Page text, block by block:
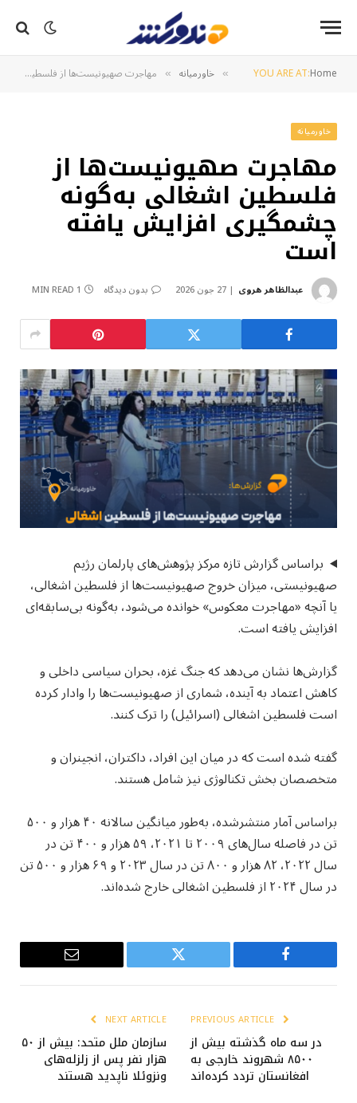
YOU ARE AT:Home
» خاورمیانه » مهاجرت صهیونیست‌ها از فلسطین اشغالی به‌گونه چشمگیری افزایش یافته است
خاورمیانه
مهاجرت صهیونیست‌ها از
فلسطین اشغالی به‌گونه
چشمگیری افزایش یافته
است
عبدالظاهر هروی 27 جون 2026 بدون دیدگاه 1 MIN READ
براساس گزارش تازه مرکز پژوهش‌های پارلمان رژیم
صهیونیستی، میزان خروج صهیونیست‌ها از فلسطین اشغالی،
یا آنچه «مهاجرت معکوس» خوانده می‌شود، به‌گونه بی‌سابقه‌ای
افزایش یافته است.
گزارش‌ها نشان می‌دهد که جنگ غزه، بحران سیاسی داخلی و
کاهش اعتماد به آینده، شماری از صهیونیست‌ها را وادار کرده
است فلسطین اشغالی (اسرائیل) را ترک کنند.
گفته شده است که در میان این افراد، داکتران، انجینران و
متخصصان بخش تکنالوژی نیز شامل هستند.
براساس آمار منتشرشده، به‌طور میانگین سالانه ۴۰ هزار و ۵۰۰
تن در فاصله سال‌های ۲۰۰۹ تا ۲۰۲۱، ۵۹ هزار و ۴۰۰ تن در
سال ۲۰۲۲، ۸۲ هزار و ۸۰۰ تن در سال ۲۰۲۳ و ۶۹ هزار و ۵۰۰ تن
در سال ۲۰۲۴ از فلسطین اشغالی خارج شده‌اند.
Facebook
Twitter
Email
در سه ماه گذشته بیش از
۸۵۰۰ شهروند خارجی به
افغانستان تردد کرده‌اند
NEXT ARTICLE
سازمان ملل متحد: بیش از ۵۰
هزار نفر پس از زلزله‌های
ونزوئلا ناپدید هستند